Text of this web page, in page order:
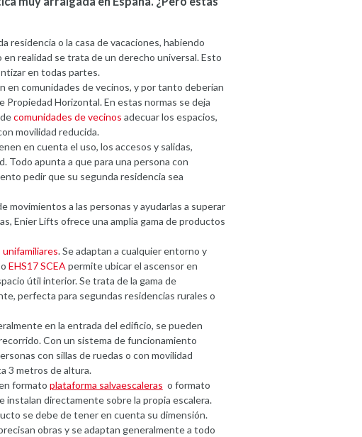
residencia o la casa de vacaciones, habiendo
realidad se trata de un derecho universal. Esto
en todas partes.
en comunidades de vecinos, y por tanto deberían
Propiedad Horizontal. En estas normas se deja
comunidades de vecinos adecuar los espacios,
movilidad reducida.
en cuenta el uso, los accesos y salidas,
Todo apunta a que para una persona con
pedir que su segunda residencia sea
movimientos a las personas y ayudarlas a superar
Enier Lifts ofrece una amplia gama de productos
. Se adaptan a cualquier entorno y
EHS17 SCEA permite ubicar el ascensor en
útil interior. Se trata de la gama de
perfecta para segundas residencias rurales o
en la entrada del edificio, se pueden
Con un sistema de funcionamiento
con sillas de ruedas o con movilidad
3 metros de altura.
formato plataforma salvaescaleras o formato
instalan directamente sobre la propia escalera.
se debe de tener en cuenta su dimensión.
obras y se adaptan generalmente a todo